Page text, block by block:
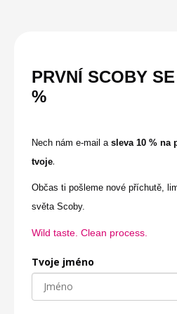
PRVNÍ SCOBY SE
%
Nech nám e-mail a sleva 10 % na
tvoje.
Občas ti pošleme nové příchutě,
světa Scoby.
Wild taste. Clean process.
Tvoje jméno